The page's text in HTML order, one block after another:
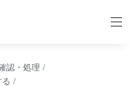
認・処理 /
/